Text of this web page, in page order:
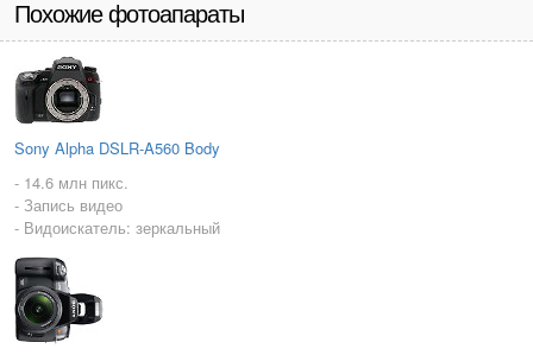
Похожие фотоапараты
Sony Alpha DSLR-A560 Body
- 14.6 млн пикс.
- Запись видео
- Видоискатель: зеркальный